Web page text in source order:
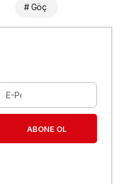
# Göç
ABONE OL